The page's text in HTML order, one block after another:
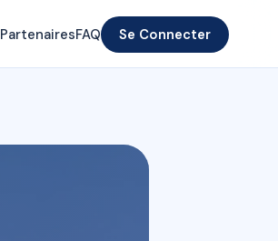
PartenairesFAQ Se Connecter